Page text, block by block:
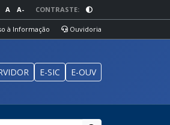
A A- CONTRASTE:
à Informação Ouvidoria
E-SIC E-OUV